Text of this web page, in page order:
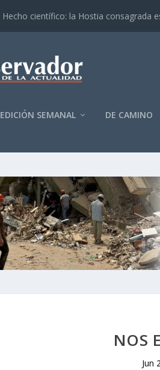
Hecho científico: la Hostia consagrada
EDICIÓN SEMANAL DE CAMINO
NOS
Jun